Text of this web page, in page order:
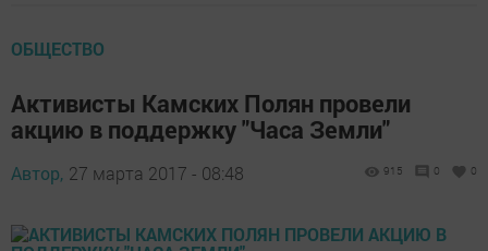
ОБЩЕСТВО
Активисты Камских Полян провели
акцию в поддержку "Часа Земли"
Автор, 27 марта 2017 - 08:48 915 0 0